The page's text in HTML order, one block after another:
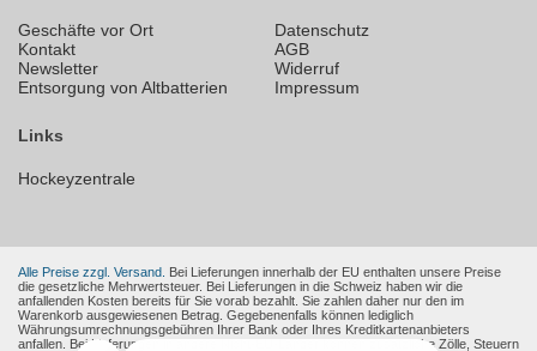
Geschäfte vor Ort
Kontakt
Newsletter
Entsorgung von Altbatterien
Datenschutz
AGB
Widerruf
Impressum
Links
Hockeyzentrale
Alle Preise zzgl. Versand. Bei Lieferungen innerhalb der EU enthalten unsere Preise
die gesetzliche Mehrwertsteuer. Bei Lieferungen in die Schweiz haben wir die
anfallenden Kosten bereits für Sie vorab bezahlt. Sie zahlen daher nur den im
Warenkorb ausgewiesenen Betrag. Gegebenenfalls können lediglich
Währungsumrechnungsgebühren Ihrer Bank oder Ihres Kreditkartenanbieters
anfallen. Bei Lieferungen in andere Nicht-EU-Länder können zusätzliche Zölle, Steuern